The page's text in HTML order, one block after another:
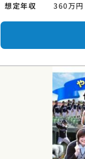
想定年収
360万